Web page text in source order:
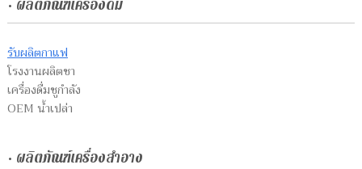
• ผลิตภัณฑ์เครื่องดื่ม
รับผลิตกาแฟ
โรงงานผลิตชา
เครื่องดื่มชูกำลัง
OEM น้ำเปล่า
• ผลิตภัณฑ์เครื่องสำอาง